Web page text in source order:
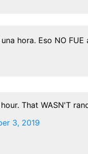
hora. Eso NO FUE
That WASN'T
3, 2019